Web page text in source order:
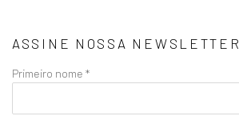
ASSINE NOSSA NEWSLETTER
Primeiro nome *